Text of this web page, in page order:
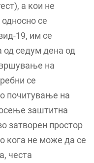
а кои не
се
19, им се
од седум дена од
на
се
почитување на
заштитна
затворен простор
кога не може да се
честа